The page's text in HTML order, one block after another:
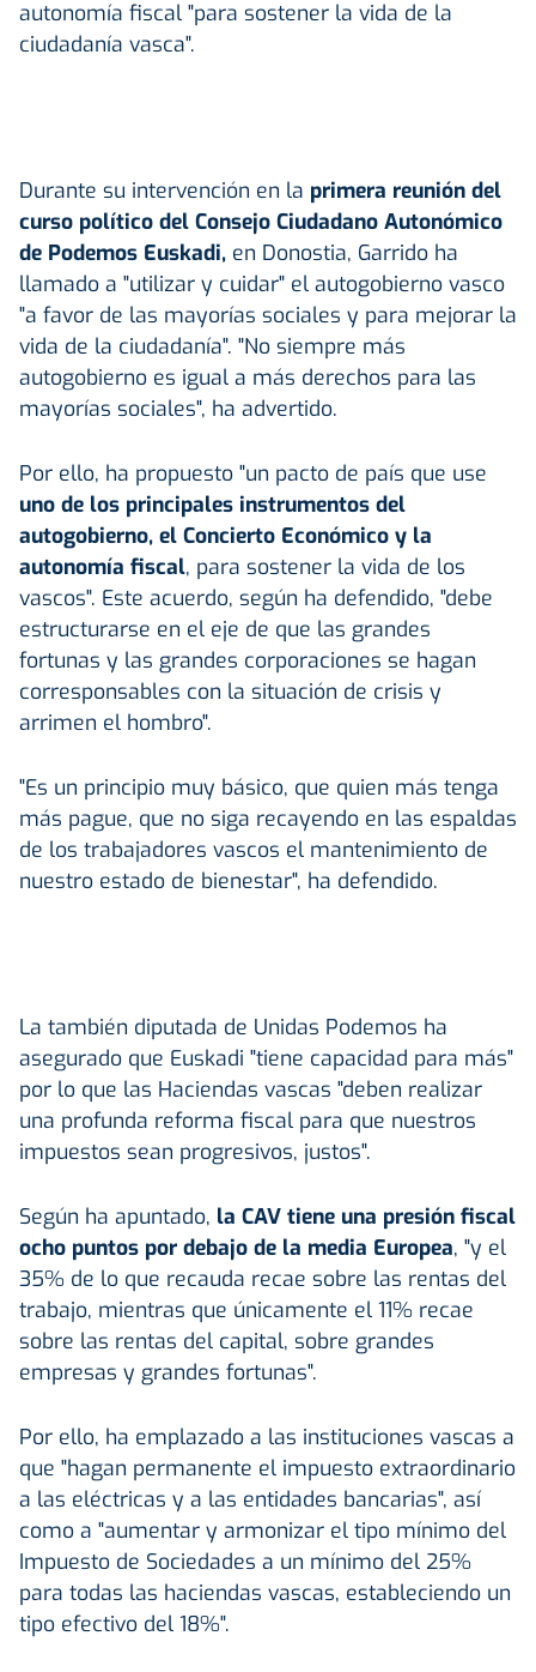
autonomía fiscal "para sostener la vida de la
ciudadanía vasca".
Durante su intervención en la primera reunión del
curso político del Consejo Ciudadano Autonómico
de Podemos Euskadi, en Donostia, Garrido ha
llamado a "utilizar y cuidar" el autogobierno vasco
"a favor de las mayorías sociales y para mejorar la
vida de la ciudadanía". "No siempre más
autogobierno es igual a más derechos para las
mayorías sociales", ha advertido.
Por ello, ha propuesto "un pacto de país que use
uno de los principales instrumentos del
autogobierno, el Concierto Económico y la
autonomía fiscal, para sostener la vida de los
vascos". Este acuerdo, según ha defendido, "debe
estructurarse en el eje de que las grandes
fortunas y las grandes corporaciones se hagan
corresponsables con la situación de crisis y
arrimen el hombro".
"Es un principio muy básico, que quien más tenga
más pague, que no siga recayendo en las espaldas
de los trabajadores vascos el mantenimiento de
nuestro estado de bienestar", ha defendido.
La también diputada de Unidas Podemos ha
asegurado que Euskadi "tiene capacidad para más"
por lo que las Haciendas vascas "deben realizar
una profunda reforma fiscal para que nuestros
impuestos sean progresivos, justos".
Según ha apuntado, la CAV tiene una presión fiscal
ocho puntos por debajo de la media Europea, "y el
35% de lo que recauda recae sobre las rentas del
trabajo, mientras que únicamente el 11% recae
sobre las rentas del capital, sobre grandes
empresas y grandes fortunas".
Por ello, ha emplazado a las instituciones vascas a
que "hagan permanente el impuesto extraordinario
a las eléctricas y a las entidades bancarias", así
como a "aumentar y armonizar el tipo mínimo del
Impuesto de Sociedades a un mínimo del 25%
para todas las haciendas vascas, estableciendo un
tipo efectivo del 18%".